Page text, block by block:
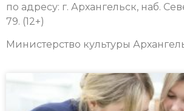
по адресу: г. Архангельск, наб.
79. (12+)
Министерство культуры